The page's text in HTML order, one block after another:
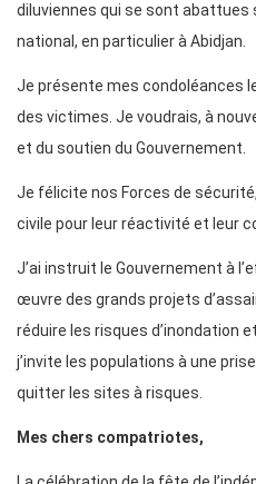
diluviennes qui se sont abattues
national, en particulier à Abidjan.
Je présente mes condoléances
des victimes. Je voudrais, à
et du soutien du Gouvernement.
Je félicite nos Forces de
civile pour leur réactivité et leur
J’ai instruit le Gouvernement à
œuvre des grands projets
réduire les risques d’inondation
j’invite les populations à une
quitter les sites à risques.
Mes chers compatriotes,